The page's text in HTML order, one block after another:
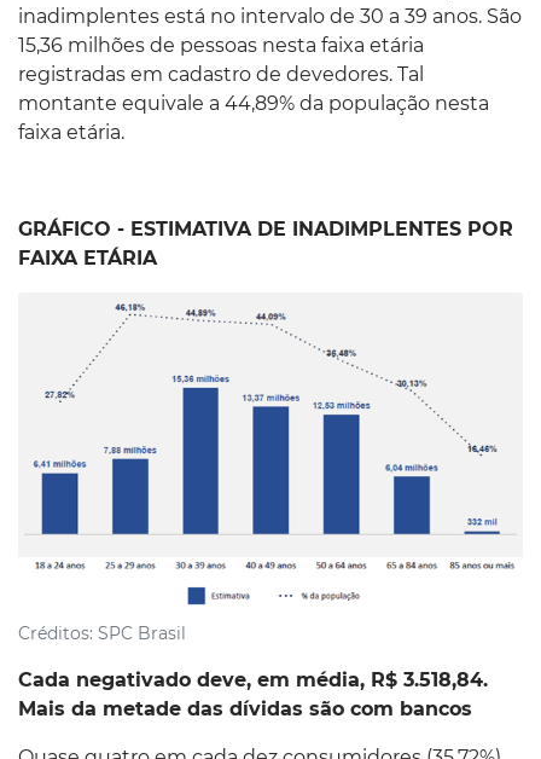
inadimplentes está no intervalo de 30 a 39 anos. São
15,36 milhões de pessoas nesta faixa etária
registradas em cadastro de devedores. Tal
montante equivale a 44,89% da população nesta
faixa etária.
GRÁFICO - ESTIMATIVA DE INADIMPLENTES POR
FAIXA ETÁRIA
Créditos: SPC Brasil
Cada negativado deve, em média, R$ 3.518,84.
Mais da metade das dívidas são com bancos